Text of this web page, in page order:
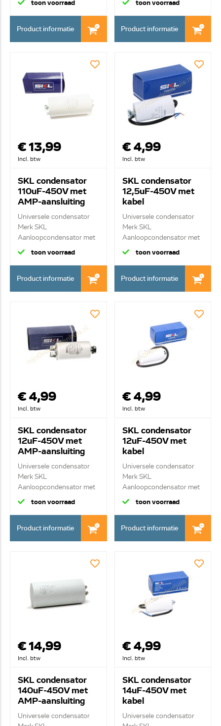
toon voorraad
Product informatie
toon voorraad
Product informatie
€ 13,99
Incl. btw
SKL condensator
110uF-450V met
AMP-aansluiting
Universele condensator
Merk SKL
Aanloopcondensator met
ste...
toon voorraad
Product informatie
€ 4,99
Incl. btw
SKL condensator
12,5uF-450V met
kabel
Universele condensator
Merk SKL
Aanloopcondensator met
kab...
toon voorraad
Product informatie
€ 4,99
Incl. btw
SKL condensator
12uF-450V met
AMP-aansluiting
Universele condensator
Merk SKL
Aanloopcondensator met
ste...
toon voorraad
Product informatie
€ 4,99
Incl. btw
SKL condensator
12uF-450V met
kabel
Universele condensator
Merk SKL
Aanloopcondensator met
kab...
toon voorraad
Product informatie
€ 14,99
Incl. btw
SKL condensator
140uF-450V met
AMP-aansluiting
Universele condensator
€ 4,99
Incl. btw
SKL condensator
14uF-450V met
kabel
Universele condensator